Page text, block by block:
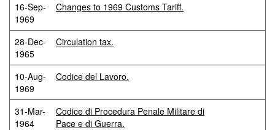
16-Sep-
1969
Changes to 1969 Customs Tariff.
28-Dec-
1965
Circulation tax.
10-Aug-
1969
Codice del Lavoro.
31-Mar-
1964
Codice di Procedura Penale Militare di
Pace e di Guerra.